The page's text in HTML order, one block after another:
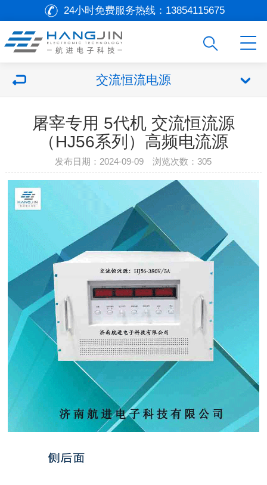
24小时免费服务热线： 13854115675
交流恒流电源
屠宰专用 5代机 交流恒流源
（HJ56系列）高频电流源
发布日期：2024-09-09 浏览次数：305